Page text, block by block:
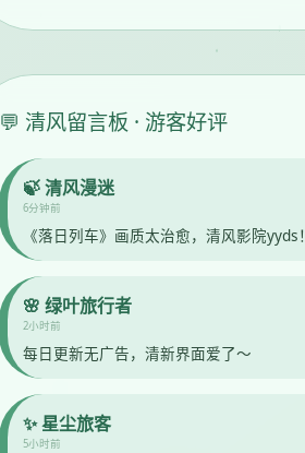
💬 清风留言板 · 游客好评
🍃 清风漫迷
6分钟前
《落日列车》画质太治愈，清风影院yyds！
🌸 绿叶旅行者
2小时前
每日更新无广告，清新界面爱了～
✨ 星尘旅客
5小时前